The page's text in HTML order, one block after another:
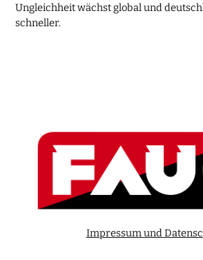
Ungleichheit wächst global und
schneller.
Impressum und